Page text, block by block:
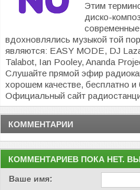
Этим
диско-
вдохновлялись музыкой той
являются: EASY MODE, DJ
Talabot, Ian Pooley, Ananda
Слушайте прямой эфир
хорошем качестве, бесплатно и
Официальный сайт
КОММЕНТАРИИ
КОММЕНТАРИЕВ ПОКА НЕТ.
Ваше имя: